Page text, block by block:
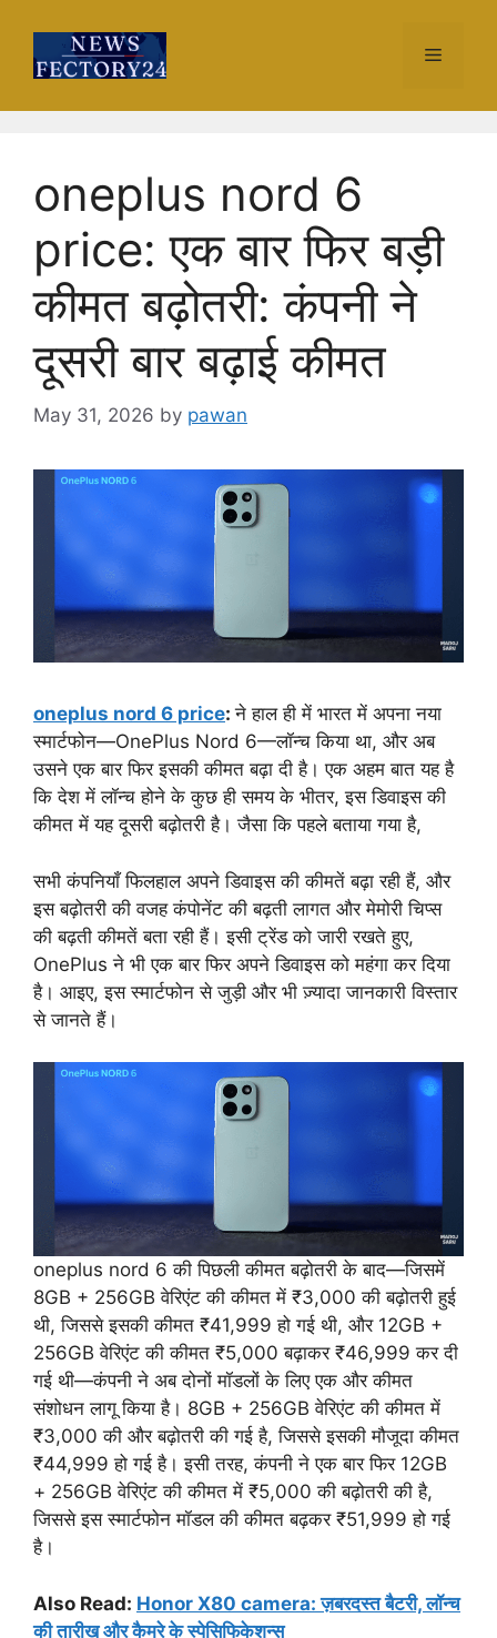
content
Menu
oneplus nord 6
price: एक बार फिर बड़ी
कीमत बढ़ोतरी: कंपनी ने
दूसरी बार बढ़ाई कीमत
May 31, 2026 by pawan
oneplus nord 6 price:ने हाल ही में भारत में अपना नया
स्मार्टफोन—OnePlus Nord 6—लॉन्च किया था, और अब
उसने एक बार फिर इसकी कीमत बढ़ा दी है। एक अहम बात यह है
कि देश में लॉन्च होने के कुछ ही समय के भीतर, इस डिवाइस की
कीमत में यह दूसरी बढ़ोतरी है। जैसा कि पहले बताया गया है,
सभी कंपनियाँ फिलहाल अपने डिवाइस की कीमतें बढ़ा रही हैं, और
इस बढ़ोतरी की वजह कंपोनेंट की बढ़ती लागत और मेमोरी चिप्स
की बढ़ती कीमतें बता रही हैं। इसी ट्रेंड को जारी रखते हुए,
OnePlus ने भी एक बार फिर अपने डिवाइस को महंगा कर दिया
है। आइए, इस स्मार्टफोन से जुड़ी और भी ज़्यादा जानकारी विस्तार
से जानते हैं।
oneplus nord 6 की पिछली कीमत बढ़ोतरी के बाद—जिसमें
8GB + 256GB वेरिएंट की कीमत में ₹3,000 की बढ़ोतरी हुई
थी, जिससे इसकी कीमत ₹41,999 हो गई थी, और 12GB +
256GB वेरिएंट की कीमत ₹5,000 बढ़ाकर ₹46,999 कर दी
गई थी—कंपनी ने अब दोनों मॉडलों के लिए एक और कीमत
संशोधन लागू किया है। 8GB + 256GB वेरिएंट की कीमत में
₹3,000 की और बढ़ोतरी की गई है, जिससे इसकी मौजूदा कीमत
₹44,999 हो गई है। इसी तरह, कंपनी ने एक बार फिर 12GB
+ 256GB वेरिएंट की कीमत में ₹5,000 की बढ़ोतरी की है,
जिससे इस स्मार्टफोन मॉडल की कीमत बढ़कर ₹51,999 हो गई
है।
Also Read: Honor X80 camera: ज़बरदस्त बैटरी, लॉन्च
की तारीख और कैमरे के स्पेसिफिकेशन्स